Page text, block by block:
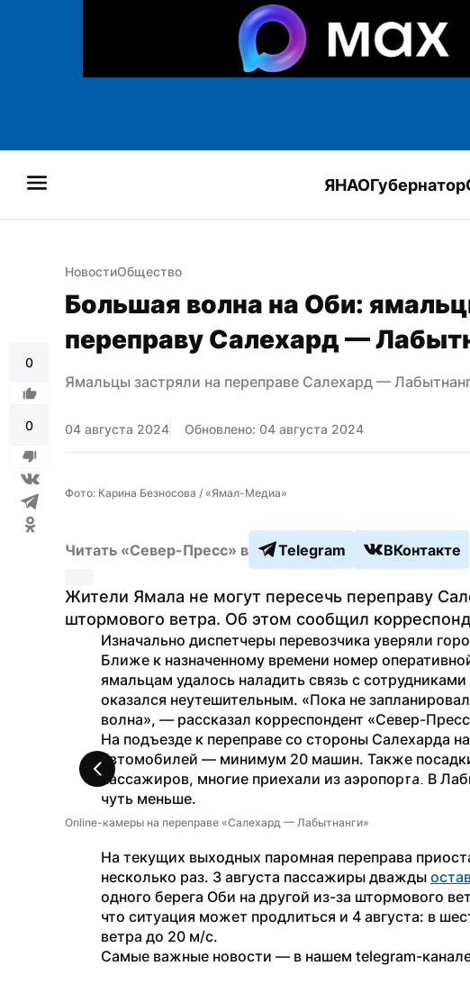
ЯНАОГубернатор
0
0
НовостиОбщество
Большая волна на Оби:
переправу Салехард —
Ямальцы застряли на переправе Салехард —
04 августа 2024 Обновлено: 04 августа 2024
Фото: Карина Безносова / «Ямал-Медиа»
Читать «Север-Пресс» в Telegram ВКонтакте
Жители Ямала не могут пересечь переправу
штормового ветра. Об этом сообщил
Изначально диспетчеры перевозчика уверяли
Ближе к назначенному времени номер
ямальцам удалось наладить связь с
оказался неутешительным. «Пока не
волна», — рассказал корреспондент «Север-
На подъезде к переправе со стороны Салехарда
автомобилей — минимум 20 машин. Также
пассажиров, многие приехали из аэропорта. В
чуть меньше.
1 / 2
Online-камеры на переправе «Салехард — Лабытнанги»
На текущих выходных паромная переправа
несколько раз. 3 августа пассажиры дважды
одного берега Оби на другой из-за штормового
что ситуация может продлиться и 4 августа: в
ветра до 20 м/с.
Самые важные новости — в нашем telegram-